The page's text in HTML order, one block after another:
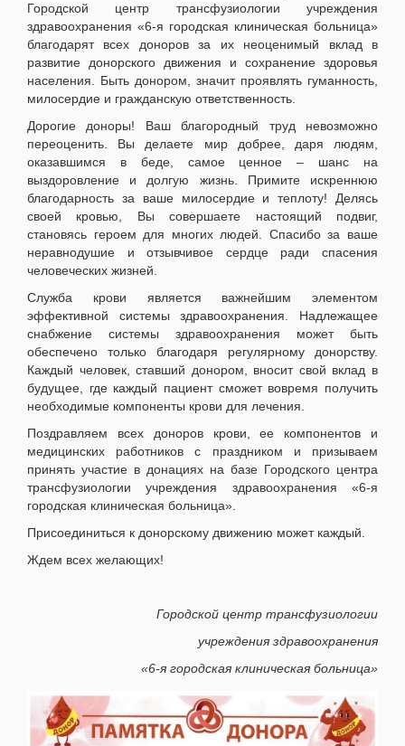
Городской центр трансфузиологии учреждения
здравоохранения «6-я городская клиническая больница»
благодарят всех доноров за их неоценимый вклад в
развитие донорского движения и сохранение здоровья
населения. Быть донором, значит проявлять гуманность,
милосердие и гражданскую ответственность.
Дорогие доноры! Ваш благородный труд невозможно
переоценить. Вы делаете мир добрее, даря людям,
оказавшимся в беде, самое ценное – шанс на
выздоровление и долгую жизнь. Примите искреннюю
благодарность за ваше милосердие и теплоту! Делясь
своей кровью, Вы совершаете настоящий подвиг,
становясь героем для многих людей. Спасибо за ваше
неравнодушие и отзывчивое сердце ради спасения
человеческих жизней.
Служба крови является важнейшим элементом
эффективной системы здравоохранения. Надлежащее
снабжение системы здравоохранения может быть
обеспечено только благодаря регулярному донорству.
Каждый человек, ставший донором, вносит свой вклад в
будущее, где каждый пациент сможет вовремя получить
необходимые компоненты крови для лечения.
Поздравляем всех доноров крови, ее компонентов и
медицинских работников с праздником и призываем
принять участие в донациях на базе Городского центра
трансфузиологии учреждения здравоохранения «6-я
городская клиническая больница».
Присоединиться к донорскому движению может каждый.
Ждем всех желающих!
Городской центр трансфузиологии
учреждения здравоохранения
«6-я городская клиническая больница»